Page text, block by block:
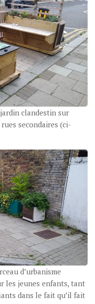
clandestin sur
secondaires (ci-
d’urbanisme
les jeunes enfants, tant
dans le fait qu’il fait